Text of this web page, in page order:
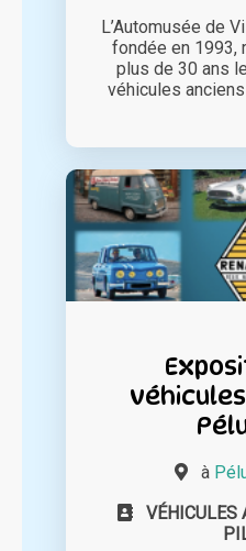
L’Automusée de
fondée en 1993,
plus de 30 ans
véhicules
à
VÉHICULES